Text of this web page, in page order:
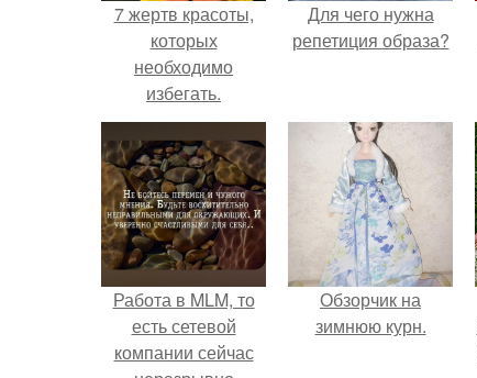
7 жертв красоты,
которых
необходимо
избегать.
Для чего нужна
репетиция образа?
Работа в MLM, то
есть сетевой
компании сейчас
Обзорчик на
зимнюю курн.